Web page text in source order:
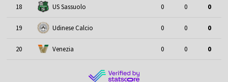
18 US Sassuolo 0 0 0
19 Udinese Calcio 0 0 0
20 Venezia 0 0 0